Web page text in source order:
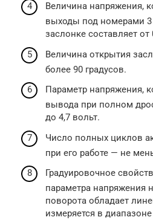
Величина напряжения,
выходы под номерами 3
заслонке составляет от
Величина открытия
более 90 градусов.
Параметр напряжения,
вывода при полном
до 4,7 вольт.
Число полных циклов
при его работе — не
Градуировочное
параметра напряжения
поворота обладает
измеряется в